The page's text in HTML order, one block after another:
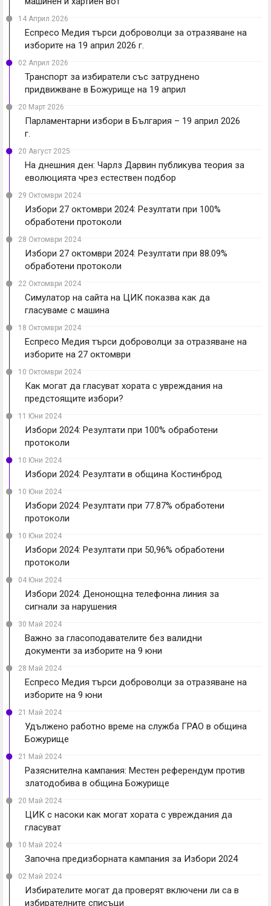
14 Април 2026
Еспресо Медия търси доброволци за отразяване на
изборите на 19 април 2026 г.
02 Април 2026
Транспорт за избиратели със затруднено
придвижване в Божурище на 19 април
20 Март 2026
Парламентарни избори в България – 19 април 2026
г.
20 Август 2025
На днешния ден: Чарлз Дарвин публикува теория за
еволюцията чрез естествен подбор
29 Октомври 2024
Избори 27 октомври 2024: Резултати при 100%
обработени протоколи
28 Октомври 2024
Избори 27 октомври 2024: Резултати при 88.09%
обработени протоколи
22 Октомври 2024
Симулатор на сайта на ЦИК показва как да
гласуваме с машина
18 Октомври 2024
Еспресо Медия търси доброволци за отразяване на
изборите на 27 октомври
10 Октомври 2024
Как могат да гласуват хората с увреждания на
предстоящите избори?
11 Юни 2024
Избори 2024: Резултати при 100% обработени
протоколи
10 Юни 2024
Избори 2024: Резултати в община Костинброд
10 Юни 2024
Избори 2024: Резултати при 77.87% обработени
протоколи
10 Юни 2024
Избори 2024: Резултати при 50,96% обработени
протоколи
04 Юни 2024
Избори 2024: Денонощна телефонна линия за
сигнали за нарушения
30 Май 2024
Важно за гласоподавателите без валидни
документи за изборите на 9 юни
28 Май 2024
Еспресо Медия търси доброволци за отразяване на
изборите на 9 юни
21 Май 2024
Удължено работно време на служба ГРАО в община
Божурище
21 Май 2024
Разяснителна кампания: Местен референдум против
златодобива в община Божурище
20 Май 2024
ЦИК с насоки как могат хората с увреждания да
гласуват
10 Май 2024
Започна предизборната кампания за Избори 2024
02 Май 2024
Избирателите могат да проверят включени ли са в
избирателните списъци